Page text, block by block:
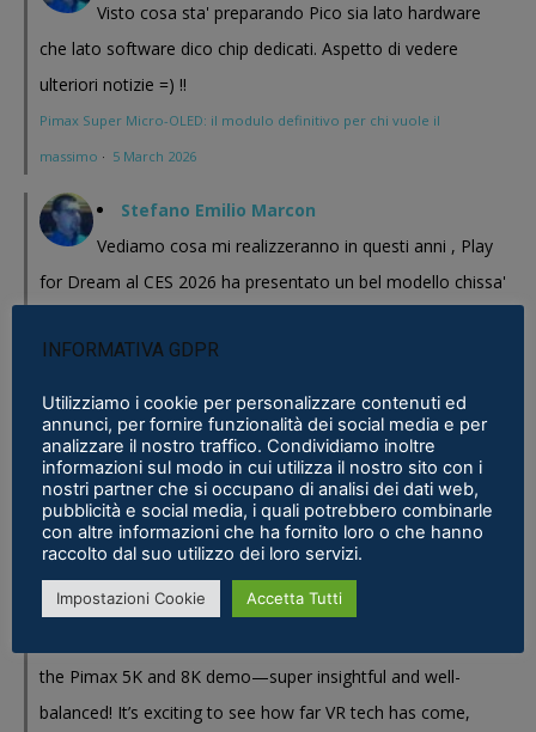
Visto cosa sta' preparando Pico sia lato hardware
che lato software dico chip dedicati. Aspetto di vedere
ulteriori notizie =) !!
Pimax Super Micro-OLED: il modulo definitivo per chi vuole il
massimo · 5 March 2026
Stefano Emilio Marcon
Vediamo cosa mi realizzeranno in questi anni , Play
for Dream al CES 2026 ha presentato un bel modello chissa'
sostanza i prodotti cinesi...
Quest - VR ITALIA ·25 February 2026
Fabio
Se fosse disponibile lo prenderei al volo
Samsung Galaxy XR è realtà, ma ne avevamo bisogno?
Eric Marcus
the Pimax 5K and 8K demo—super insightful and well-
balanced! It’s exciting to see how far VR tech has come,
INFORMATIVA GDPR
Utilizziamo i cookie per personalizzare contenuti ed
annunci, per fornire funzionalità dei social media e per
analizzare il nostro traffico. Condividiamo inoltre
informazioni sul modo in cui utilizza il nostro sito con i
nostri partner che si occupano di analisi dei dati web,
pubblicità e social media, i quali potrebbero combinarle
con altre informazioni che ha fornito loro o che hanno
raccolto dal suo utilizzo dei loro servizi.
Impostazioni Cookie Accetta Tutti